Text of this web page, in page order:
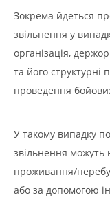
Зокрема йдеться
звільнення у
організація,
та його структурні
проведення
У такому випадку
звільнення можуть
проживання/
або за допомогою